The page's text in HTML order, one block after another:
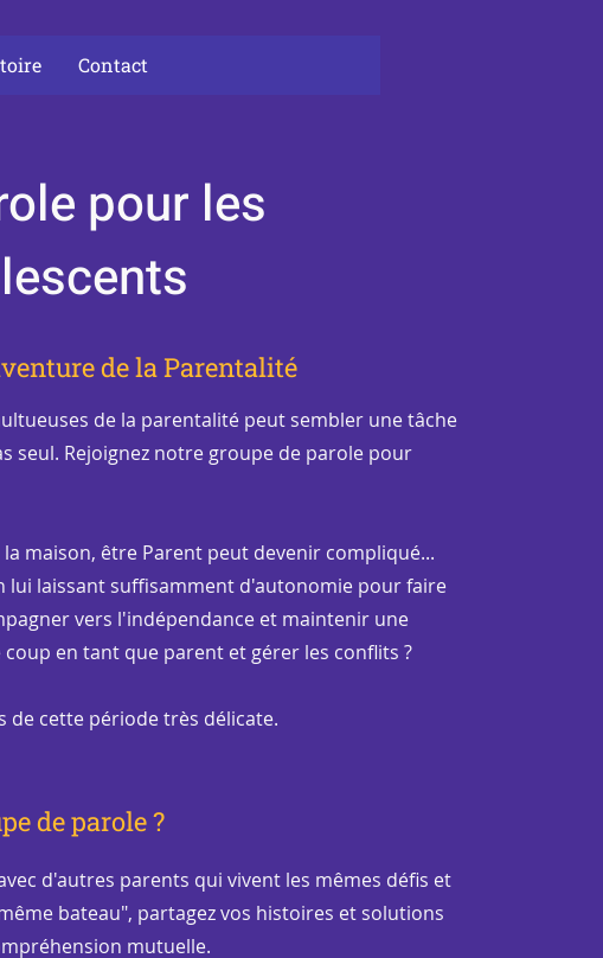
Contact
pour les
de la Parentalité
de la parentalité peut sembler une tâche
seul. Rejoignez notre groupe de parole pour
maison, être Parent peut devenir compliqué...
lui laissant suffisamment d'autonomie pour faire
vers l'indépendance et maintenir une
en tant que parent et gérer les conflits ?
de cette période très délicate.
de parole ?
d'autres parents qui vivent les mêmes défis et
bateau", partagez vos histoires et solutions
mutuelle.